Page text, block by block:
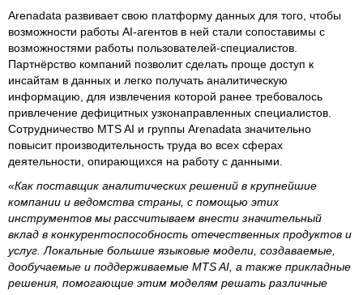
Arenadata развивает свою платформу данных для того, чтобы
возможности работы AI-агентов в ней стали сопоставимы с
возможностями работы пользователей-специалистов.
Партнёрство компаний позволит сделать проще доступ к
инсайтам в данных и легко получать аналитическую
информацию, для извлечения которой ранее требовалось
привлечение дефицитных узконаправленных специалистов.
Сотрудничество MTS AI и группы Arenadata значительно
повысит производительность труда во всех сферах
деятельности, опирающихся на работу с данными.
«Как поставщик аналитических решений в крупнейшие
компании и ведомства страны, с помощью этих
инструментов мы рассчитываем внести значительный
вклад в конкурентоспособность отечественных продуктов и
услуг. Локальные большие языковые модели, создаваемые,
дообучаемые и поддерживаемые MTS AI, а также прикладные
решения, помогающие этим моделям решать различные